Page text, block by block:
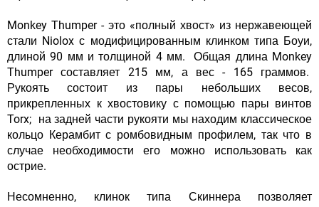
Monkey Thumper - это «полный хвост» из нержавеющей
стали Niolox с модифицированным клинком типа Боуи,
длиной 90 мм и толщиной 4 мм. Общая длина Monkey
Thumper составляет 215 мм, а вес - 165 граммов.
Рукоять состоит из пары небольших весов,
прикрепленных к хвостовику с помощью пары винтов
Torx; на задней части рукояти мы находим классическое
кольцо Керамбит с ромбовидным профилем, так что в
случае необходимости его можно использовать как
острие.
Несомненно, клинок типа Скиннера позволяет